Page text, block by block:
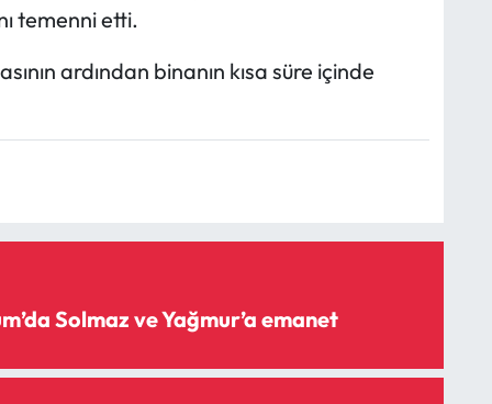
temenni etti.
ardından binanın kısa süre içinde
Solmaz ve Yağmur’a emanet